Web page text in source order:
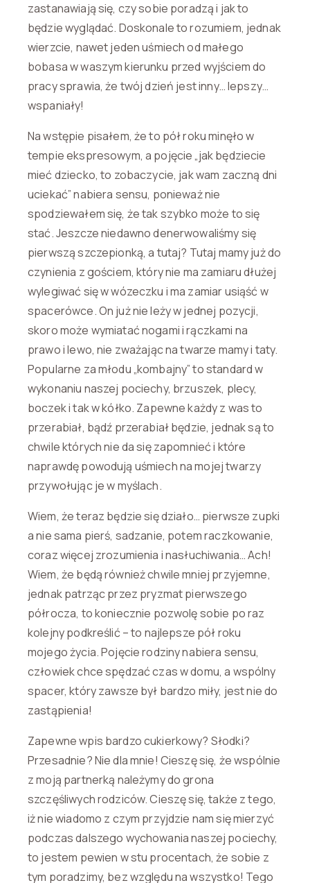
zastanawiają się, czy sobie poradzą i jak to
będzie wyglądać. Doskonale to rozumiem, jednak
wierzcie, nawet jeden uśmiech od małego
bobasa w waszym kierunku przed wyjściem do
pracy sprawia, że twój dzień jest inny… lepszy…
wspaniały!
Na wstępie pisałem, że to pół roku minęło w
tempie ekspresowym, a pojęcie „jak będziecie
mieć dziecko, to zobaczycie, jak wam zaczną dni
uciekać” nabiera sensu, ponieważ nie
spodziewałem się, że tak szybko może to się
stać. Jeszcze niedawno denerwowaliśmy się
pierwszą szczepionką, a tutaj? Tutaj mamy już do
czynienia z gościem, który nie ma zamiaru dłużej
wylegiwać się w wózeczku i ma zamiar usiąść w
spacerówce. On już nie leży w jednej pozycji,
skoro może wymiatać nogami i rączkami na
prawo i lewo, nie zważając na twarze mamy i taty.
Popularne za młodu „kombajny” to standard w
wykonaniu naszej pociechy, brzuszek, plecy,
boczek i tak w kółko. Zapewne każdy z was to
przerabiał, bądź przerabiał będzie, jednak są to
chwile których nie da się zapomnieć i które
naprawdę powodują uśmiech na mojej twarzy
przywołując je w myślach.
Wiem, że teraz będzie się działo… pierwsze zupki
a nie sama pierś, sadzanie, potem raczkowanie,
coraz więcej zrozumienia i nasłuchiwania… Ach!
Wiem, że będą również chwile mniej przyjemne,
jednak patrząc przez pryzmat pierwszego
półrocza, to koniecznie pozwolę sobie po raz
kolejny podkreślić – to najlepsze pół roku
mojego życia. Pojęcie rodziny nabiera sensu,
człowiek chce spędzać czas w domu, a wspólny
spacer, który zawsze był bardzo miły, jest nie do
zastąpienia!
Zapewne wpis bardzo cukierkowy? Słodki?
Przesadnie? Nie dla mnie! Cieszę się, że wspólnie
z moją partnerką należymy do grona
szczęśliwych rodziców. Cieszę się, także z tego,
iż nie wiadomo z czym przyjdzie nam się mierzyć
podczas dalszego wychowania naszej pociechy,
to jestem pewien w stu procentach, że sobie z
tym poradzimy, bez względu na wszystko! Tego